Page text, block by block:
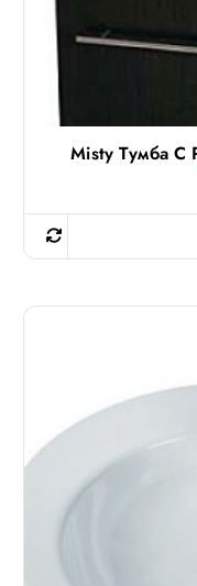
Misty Тумба С